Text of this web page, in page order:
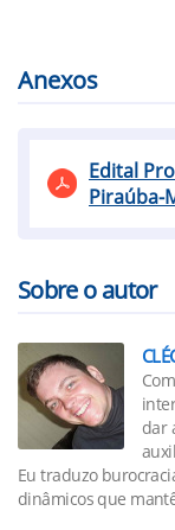
Anexos
Edital
Piraúba-
Sobre o autor
dar
Eu traduzo
dinâmicos que